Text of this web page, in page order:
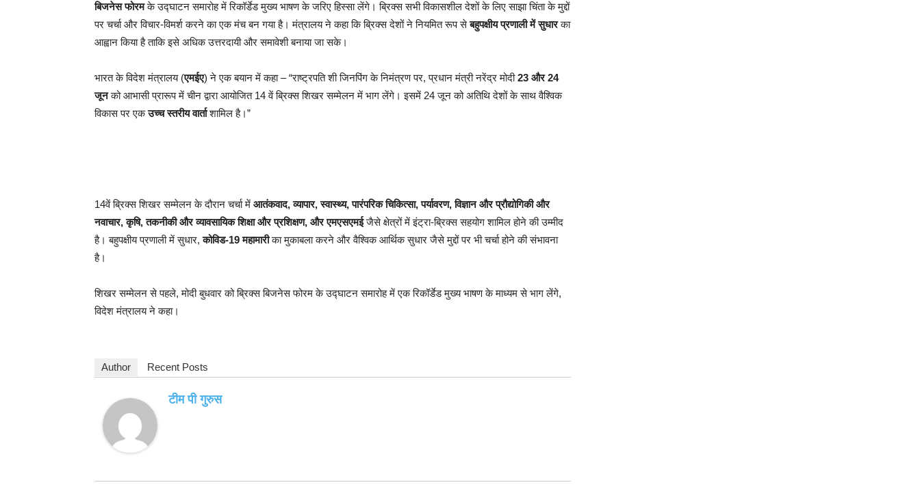
बिजनेस फोरमके उद्घाटन समारोह में रिकॉर्डेड मुख्य भाषण के जरिए हिस्सा लेंगे। ब्रिक्स सभी विकासशील देशों के लिए साझा चिंता के मुद्दों
पर चर्चा और विचार-विमर्श करने का एक मंच बन गया है। मंत्रालय ने कहा कि ब्रिक्स देशों ने नियमित रूप सेबहुपक्षीय प्रणाली में सुधारका
आह्वान किया है ताकि इसे अधिक उत्तरदायी और समावेशी बनाया जा सके।
भारत के विदेश मंत्रालय (एमईए) ने एक बयान में कहा – “राष्ट्रपति शी जिनपिंग के निमंत्रण पर, प्रधान मंत्री नरेंद्र मोदी23 और 24
जूनको आभासी प्रारूप में चीन द्वारा आयोजित 14 वें ब्रिक्स शिखर सम्मेलन में भाग लेंगे। इसमें 24 जून को अतिथि देशों के साथ वैश्विक
विकास पर एकउच्च स्तरीय वार्ताशामिल है।”
14वें ब्रिक्स शिखर सम्मेलन के दौरान चर्चा में आतंकवाद, व्यापार, स्वास्थ्य, पारंपरिक चिकित्सा, पर्यावरण, विज्ञान और प्रौद्योगिकी और
नवाचार, कृषि, तकनीकी और व्यावसायिक शिक्षा और प्रशिक्षण, और एमएसएमईजैसे क्षेत्रों में इंट्रा-ब्रिक्स सहयोग शामिल होने की उम्मीद
है। बहुपक्षीय प्रणाली में सुधार,कोविड-19 महामारीका मुकाबला करने और वैश्विक आर्थिक सुधार जैसे मुद्दों पर भी चर्चा होने की संभावना
है।
शिखर सम्मेलन से पहले, मोदी बुधवार को ब्रिक्स बिजनेस फोरम के उद्घाटन समारोह में एक रिकॉर्डेड मुख्य भाषण के माध्यम से भाग लेंगे,
विदेश मंत्रालय ने कहा।
Author Recent Posts
टीम पी गुरुस